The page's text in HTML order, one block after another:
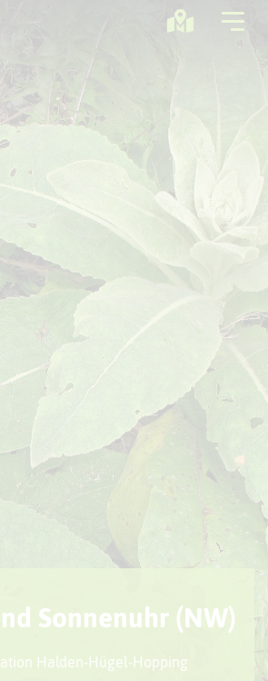
Ausflugstipps
+ Bewegung
Aktuelles
Freizeitregion
Sonnenuhr (NW)
Halden-Hügel-Hopping